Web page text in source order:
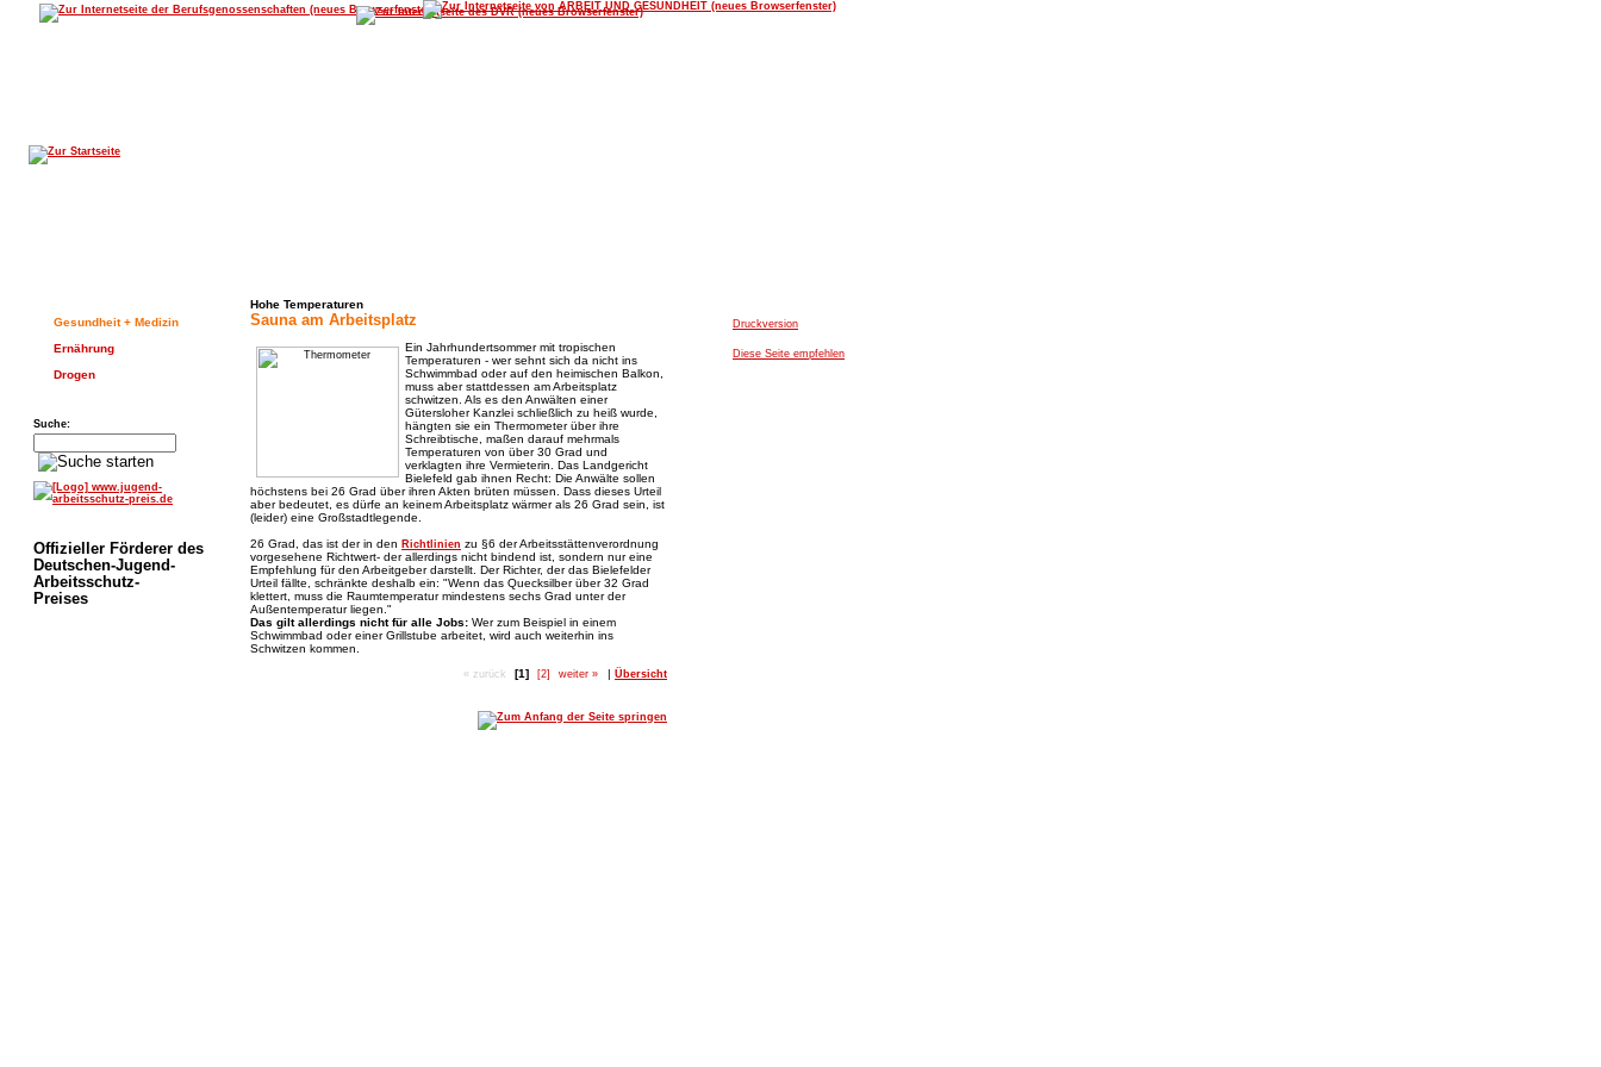
Gesundheit + Medizin
Ernährung
Drogen
Suche:
Offizieller Förderer des
Deutschen-Jugend-
Arbeitsschutz-
Preises
Hohe Temperaturen
Sauna am Arbeitsplatz
Ein Jahrhundertsommer mit tropischen
Temperaturen - wer sehnt sich da nicht ins
Schwimmbad oder auf den heimischen Balkon,
muss aber stattdessen am Arbeitsplatz
schwitzen. Als es den Anwälten einer
Gütersloher Kanzlei schließlich zu heiß wurde,
hängten sie ein Thermometer über ihre
Schreibtische, maßen darauf mehrmals
Temperaturen von über 30 Grad und
verklagten ihre Vermieterin. Das Landgericht
Bielefeld gab ihnen Recht: Die Anwälte sollen
höchstens bei 26 Grad über ihren Akten brüten müssen. Dass dieses Urteil
aber bedeutet, es dürfe an keinem Arbeitsplatz wärmer als 26 Grad sein, ist
(leider) eine Großstadtlegende.
26 Grad, das ist der in den Richtlinien zu §6 der Arbeitsstättenverordnung
vorgesehene Richtwert- der allerdings nicht bindend ist, sondern nur eine
Empfehlung für den Arbeitgeber darstellt. Der Richter, der das Bielefelder
Urteil fällte, schränkte deshalb ein: "Wenn das Quecksilber über 32 Grad
klettert, muss die Raumtemperatur mindestens sechs Grad unter der
Außentemperatur liegen."
Das gilt allerdings nicht für alle Jobs: Wer zum Beispiel in einem
Schwimmbad oder einer Grillstube arbeitet, wird auch weiterhin ins
Schwitzen kommen.
« zurück [1] [2] weiter » | Übersicht
Druckversion
Diese Seite empfehlen